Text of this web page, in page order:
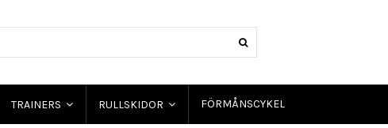
TRAINERS RULLSKIDOR FÖRMÅNSCYKEL